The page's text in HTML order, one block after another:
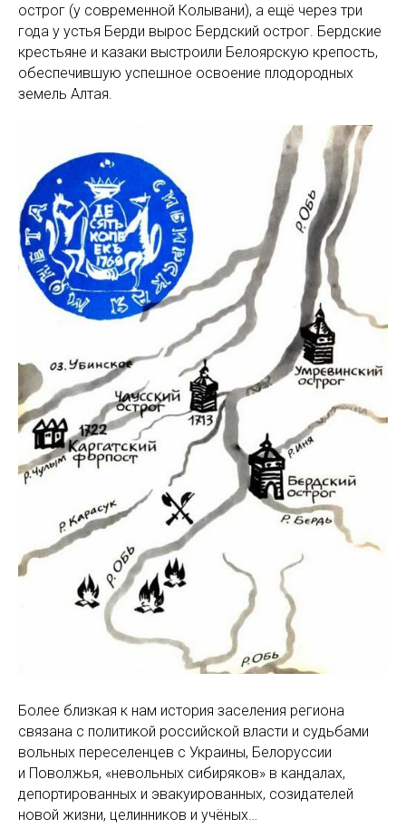
острог (у современной Колывани), а ещё через три
года у устья Берди вырос Бердский острог. Бердские
крестьяне и казаки выстроили Белоярскую крепость,
обеспечившую успешное освоение плодородных
земель Алтая.
Более близкая к нам история заселения региона
связана с политикой российской власти и судьбами
вольных переселенцев с Украины, Белоруссии
и Поволжья, «невольных сибиряков» в кандалах,
депортированных и эвакуированных, созидателей
новой жизни, целинников и учёных…